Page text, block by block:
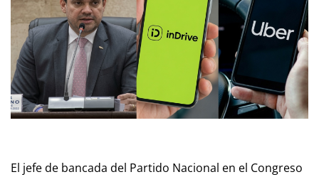
El jefe de bancada del Partido Nacional en el Congreso